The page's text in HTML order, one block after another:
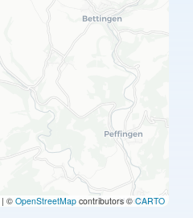
| © OpenStreetMap contributors © CARTO